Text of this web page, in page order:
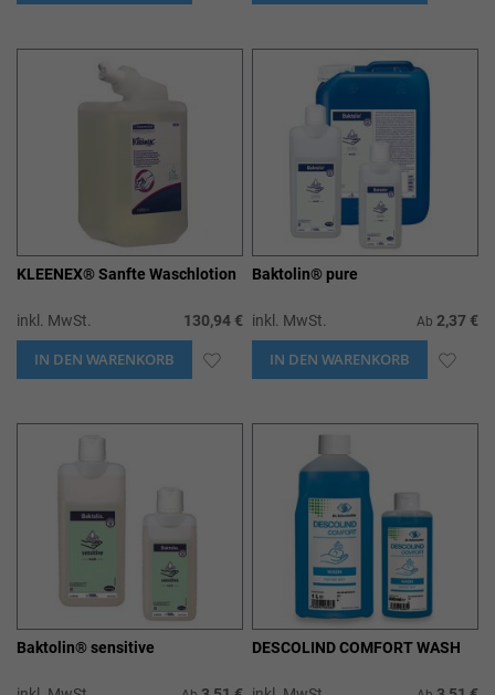
KLEENEX® Sanfte Waschlotion
inkl. MwSt. 130,94 €
IN DEN WARENKORB ZUR
HINZUFÜGEN
Baktolin® pure
inkl. MwSt. Ab 2,37 €
IN DEN WARENKORB ZUR
Baktolin® sensitive DESCOLIND COMFORT WASH